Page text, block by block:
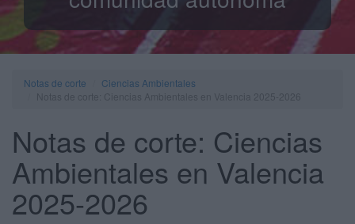
Notas de corte
Ciencias Ambientales
Notas de corte: Ciencias
Ambientales en Valencia
2025-2026